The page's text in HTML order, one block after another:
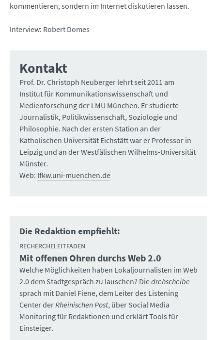
kommentieren, sondern im Internet diskutieren lassen.
Interview: Robert Domes
Kontakt
Prof. Dr. Christoph Neuberger lehrt seit 2011 am
Institut für Kommunikationswissenschaft und
Medienforschung der LMU München. Er studierte
Journalistik, Politikwissenschaft, Soziologie und
Philosophie. Nach der ersten Station an der
Katholischen Universität Eichstätt war er Professor in
Leipzig und an der Westfälischen Wilhelms-Universität
Münster.
Web: Ifkw.uni-muenchen.de
Die Redaktion empfiehlt:
RECHERCHELEITFADEN
:Mit offenen Ohren durchs Web 2.0
Welche Möglichkeiten haben Lokaljournalisten im Web
2.0 dem Stadtgespräch zu lauschen? Diedrehscheibe
sprach mit Daniel Fiene, dem Leiter des Listening
Center der Rheinischen Post, über Social Media
Monitoring für Redaktionen und erklärt Tools für
Einsteiger.